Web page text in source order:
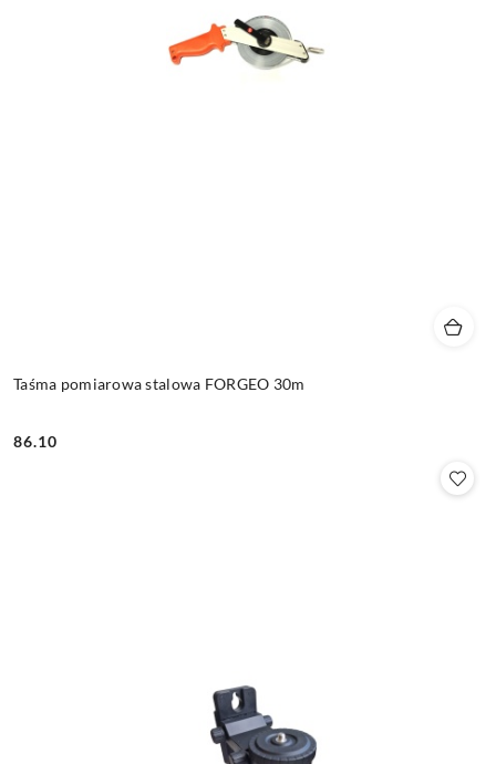
Taśma pomiarowa stalowa FORGEO 30m
Cena:
86.10